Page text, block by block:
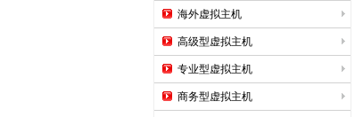
海外虚拟主机
高级型虚拟主机
专业型虚拟主机
商务型虚拟主机